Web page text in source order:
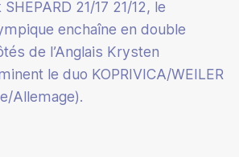
21/17 21/12, le
enchaîne en double
de l’Anglais Krysten
le duo KOPRIVICA/WEILER
Allemage).